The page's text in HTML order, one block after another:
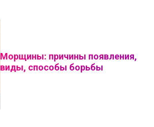
Морщины: причины появления,
виды, способы борьбы